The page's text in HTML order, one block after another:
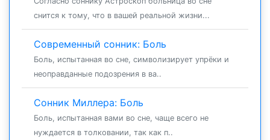
снится к тому, что в вашей реальной жизни...
Современный сонник: Боль
Боль, испытанная во сне, символизирует упрёки и
неоправданные подозрения в ва..
Сонник Миллера: Боль
Боль, испытанная вами во сне, чаще всего не
нуждается в толковании, так как п..